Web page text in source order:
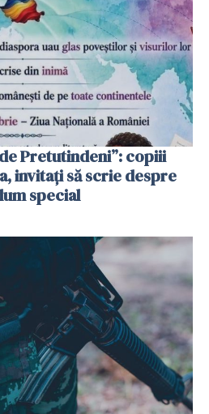
Pretutindeni”: copiii
invitați să scrie despre
special